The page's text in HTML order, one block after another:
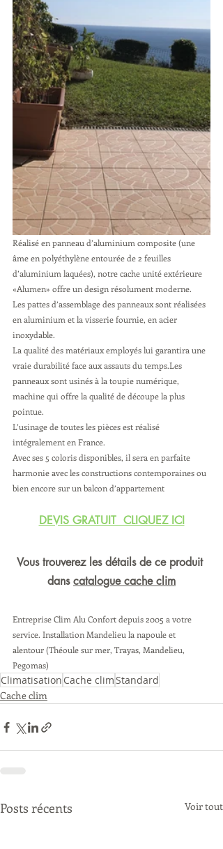
Réalisé en panneau d’aluminium composite (une
âme en polyéthylène entourée de 2 feuilles
d’aluminium laquées), notre cache unité extérieure
«Alumen» offre un design résolument moderne.
Les pattes d’assemblage des panneaux sont réalisées
en aluminium et la visserie fournie, en acier
inoxydable.
La qualité des matériaux employés lui garantira une
vraie durabilité face aux assauts du temps.Les
panneaux sont usinés à la toupie numérique,
machine qui offre la qualité de découpe la plus
pointue.
L’usinage de toutes les pièces est réalisé
intégralement en France.
Avec ses 5 coloris disponibles, il sera en parfaite
harmonie avec les constructions contemporaines ou
bien encore sur un balcon d’appartement
DEVIS GRATUIT  CLIQUEZ ICI
Vous trouverez les détails de ce produit
dans catalogue cache clim
Entreprise Clim Alu Confort depuis 2005 a votre
service. Installation Mandelieu la napoule et
alentour (Théoule sur mer, Trayas, Mandelieu,
Pegomas)
Climatisation Cache climStandard
Cache clim
Posts récents Voir tout